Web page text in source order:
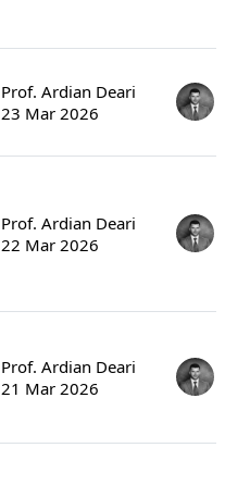
Prof. Ardian Deari
23 Mar 2026
Prof. Ardian Deari
22 Mar 2026
Prof. Ardian Deari
21 Mar 2026